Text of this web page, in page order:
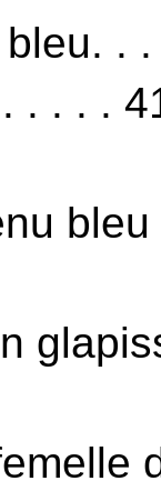
.
. . . .